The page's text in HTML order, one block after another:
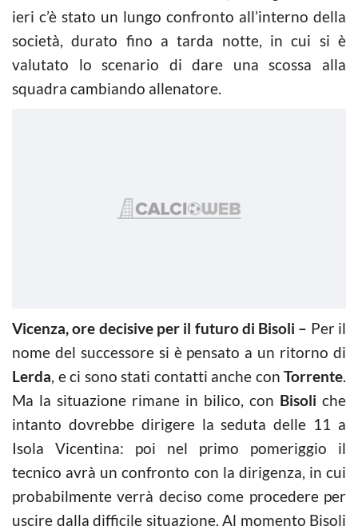
ieri c’è stato un lungo confronto all’interno della
società, durato fino a tarda notte, in cui si è
valutato lo scenario di dare una scossa alla
squadra cambiando allenatore.
Vicenza, ore decisive per il futuro di Bisoli – Per il
nome del successore si è pensato a un ritorno di
Lerda, e ci sono stati contatti anche con Torrente.
Ma la situazione rimane in bilico, con Bisoli che
intanto dovrebbe dirigere la seduta delle 11 a
Isola Vicentina: poi nel primo pomeriggio il
tecnico avrà un confronto con la dirigenza, in cui
probabilmente verrà deciso come procedere per
uscire dalla difficile situazione. Al momento Bisoli